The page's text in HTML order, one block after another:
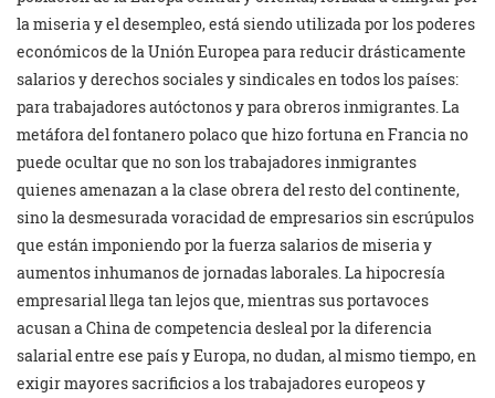
la miseria y el desempleo, está siendo utilizada por los poderes
económicos de la Unión Europea para reducir drásticamente
salarios y derechos sociales y sindicales en todos los países:
para trabajadores autóctonos y para obreros inmigrantes. La
metáfora del fontanero polaco que hizo fortuna en Francia no
puede ocultar que no son los trabajadores inmigrantes
quienes amenazan a la clase obrera del resto del continente,
sino la desmesurada voracidad de empresarios sin escrúpulos
que están imponiendo por la fuerza salarios de miseria y
aumentos inhumanos de jornadas laborales. La hipocresía
empresarial llega tan lejos que, mientras sus portavoces
acusan a China de competencia desleal por la diferencia
salarial entre ese país y Europa, no dudan, al mismo tiempo, en
exigir mayores sacrificios a los trabajadores europeos y